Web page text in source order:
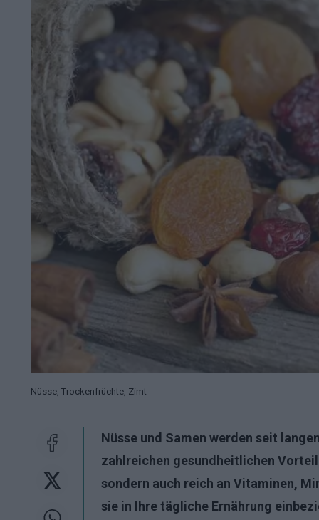
Nüsse, Trockenfrüchte, Zimt
Nüsse und Samen werden seit
zahlreichen gesundheitlichen
sondern auch reich an Vitaminen,
sie in Ihre tägliche Ernährung